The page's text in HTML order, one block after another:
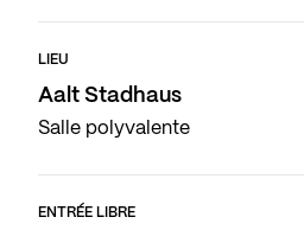
LIEU
Aalt Stadhaus
Salle polyvalente
ENTRÉE LIBRE